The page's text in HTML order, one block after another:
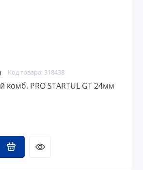
Код товара: 318438
комб. PRO STARTUL GT 24мм